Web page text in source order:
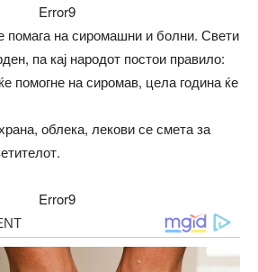
Error9
помага на сиромашни и болни. Свети
па кај народот постои правило:
помогне на сиромав, цела година ќе
облека, лекови се смета за
Error9